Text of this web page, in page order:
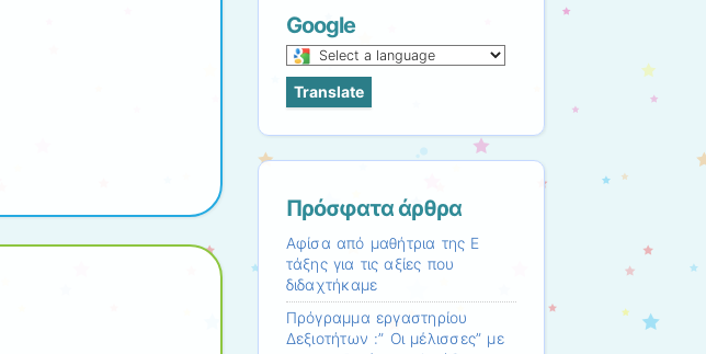
Google
Select
a
language
page
Translate
Πρόσφατα άρθρα
Αφίσα από μαθήτρια της Ε
τάξης για τις αξίες που
διδαχτήκαμε
Πρόγραμμα εργαστηρίου
Δεξιοτήτων :” Οι μέλισσες” με